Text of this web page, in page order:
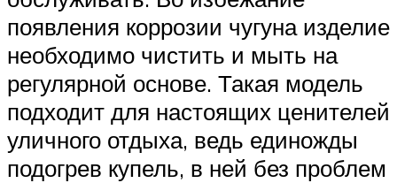
появления коррозии чугуна изделие
необходимо чистить и мыть на
регулярной основе. Такая модель
подходит для настоящих ценителей
уличного отдыха, ведь единожды
подогрев купель, в ней без проблем